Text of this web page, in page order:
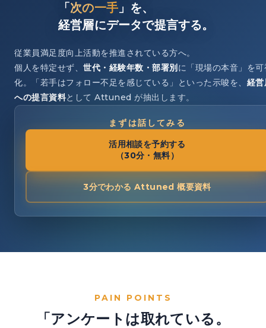
「次の一手 」を、
経営層にデータで提言する。
従業員満足度向上活動を推進されている方へ。
個人を特定せず、 世代・経験年数・部署別に「現場の本音」を可
化。「若手はフォロー不足を感じている」といった示唆を、 経営
への提言資料として Attuned が抽出します。
まずは話してみる
活用相談を予約する
（30分・無料）
3分でわかる Attuned 概要資料
PAIN POINTS
「アンケートは取れている。